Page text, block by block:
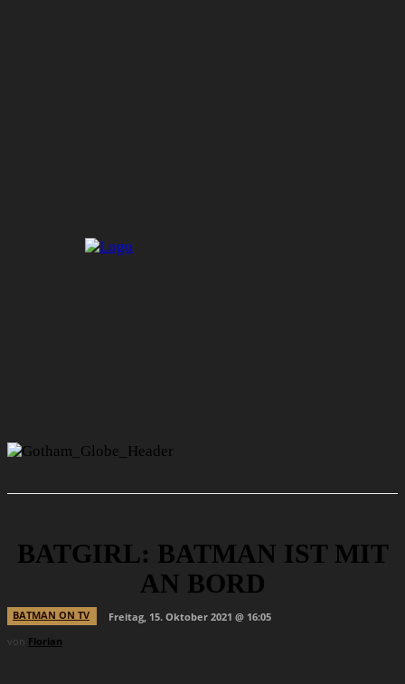
BATGIRL: BATMAN IST MIT
AN BORD
BATMAN ON TV
Freitag, 15. Oktober 2021 @ 16:05
von Florian